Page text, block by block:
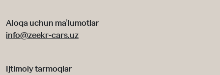
Aloqa uchun ma’lumotlar
info@zeekr-cars.uz
Ijtimoiy tarmoqlar